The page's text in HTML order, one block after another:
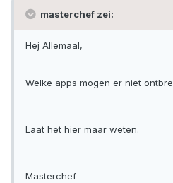
masterchef zei:
Hej Allemaal,
Welke apps mogen er niet
Laat het hier maar weten.
Masterchef